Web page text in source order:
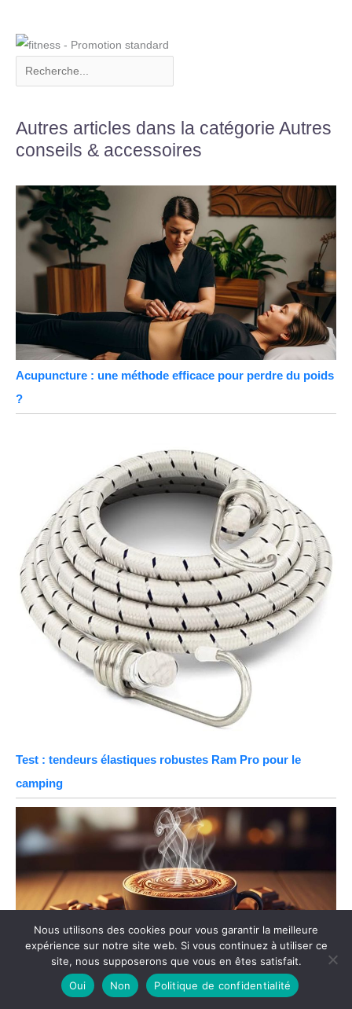
Autres articles dans la catégorie Autres
conseils & accessoires
Acupuncture : une méthode efficace pour perdre du poids
?
Test : tendeurs élastiques robustes Ram Pro pour le
camping
Le chocolat peut-il soulager la toux ?
Nous utilisons des cookies pour vous garantir la meilleure
expérience sur notre site web. Si vous continuez à utiliser ce
site, nous supposerons que vous en êtes satisfait.
Oui
Non Politique de confidentialité